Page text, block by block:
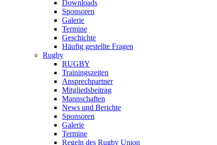
Downloads
Sponsoren
Galerie
Termine
Geschichte
Häufig gestellte Fragen
Rugby
RUGBY
Trainingszeiten
Ansprechpartner
Mitgliedsbeitrag
Mannschaften
News und Berichte
Sponsoren
Galerie
Termine
Regeln des Rugby Union